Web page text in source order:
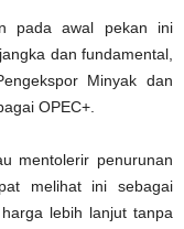
pada awal pekan ini
dan fundamental,
Minyak dan
OPEC+.
mentolerir penurunan
melihat ini sebagai
lebih lanjut tanpa